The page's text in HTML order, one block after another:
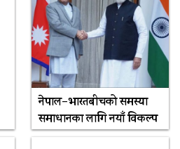
नेपाल–भारतबीचको समस्या
समाधानका लागि नयाँ विकल्प